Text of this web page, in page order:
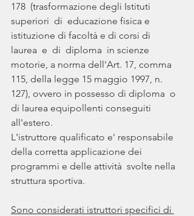
178  (trasformazione degli Istituti
superiori  di  educazione fisica e
istituzione di facoltà e di corsi di
laurea  e  di  diploma  in scienze
motorie, a norma dell'Art. 17, comma
115, della legge 15 maggio 1997, n.
127), ovvero in possesso di diploma  o
di laurea equipollenti conseguiti
all'estero.
L'istruttore qualificato e' responsabile
della corretta applicazione dei
programmi e delle attività  svolte nella
struttura sportiva.
Sono considerati istruttori specifici di